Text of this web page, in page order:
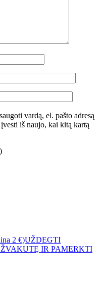
vardą, el. pašto adresą
iš naujo, kai kitą kartą
2 €)UŽDEGTI
IR PAMERKTI